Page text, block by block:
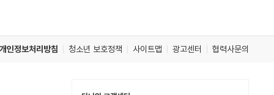
개인정보처리방침 청소년 보호정책 사이트맵 광고센터 협력사문의